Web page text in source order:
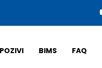
BIMS FAQ